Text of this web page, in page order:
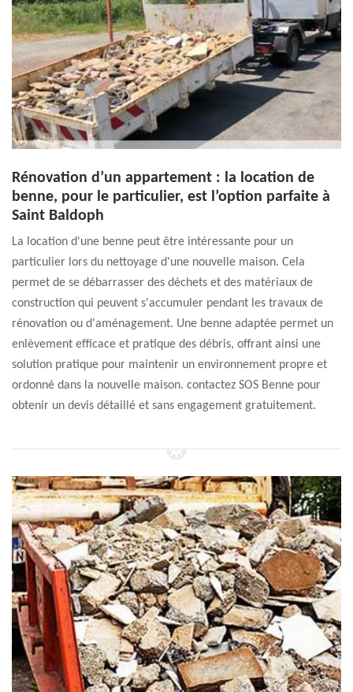
Rénovation d’un appartement : la location de
benne, pour le particulier, est l’option parfaite à
Saint Baldoph
La location d'une benne peut être intéressante pour un
particulier lors du nettoyage d'une nouvelle maison. Cela
permet de se débarrasser des déchets et des matériaux de
construction qui peuvent s'accumuler pendant les travaux de
rénovation ou d'aménagement. Une benne adaptée permet un
enlèvement efficace et pratique des débris, offrant ainsi une
solution pratique pour maintenir un environnement propre et
ordonné dans la nouvelle maison. contactez SOS Benne pour
obtenir un devis détaillé et sans engagement gratuitement.